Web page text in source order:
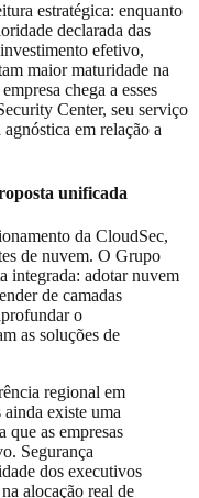
estratégica: enquanto
declarada das
efetivo,
maior maturidade na
chega a esses
Center, seu serviço
em relação a
unificada
da CloudSec,
de nuvem. O Grupo
integrada: adotar nuvem
de camadas
o
as soluções de
regional em
existe uma
que as empresas
Segurança
dos executivos
alocação real de